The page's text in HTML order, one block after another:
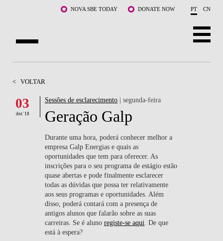
Saltar para o conteúdo principalNOVA SBE TODAY DONATE NOW PT CN
DOCENTES E INVESTIGAÇÃO
COMUNIDADE
LIFE AT NOVA SBE
WHAT'S HAPPENING
< VOLTAR
03
dez '18
Sessões de esclarecimento | segunda-feira
Geração Galp
Durante uma hora, poderá conhecer melhor a
empresa Galp Energias e quais as
oportunidades que tem para oferecer. As
inscrições para o seu programa de estágio estão
quase abertas e pode finalmente esclarecer
todas as dúvidas que possa ter relativamente
aos seus programas e oportunidades. Além
disso, poderá contará com a presença de
antigos alunos que falarão sobre as suas
carreiras. Se é alunoregiste-se aqui . De que
está à espera?